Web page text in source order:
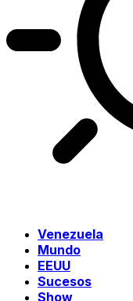
Venezuela
Mundo
EEUU
Sucesos
Show